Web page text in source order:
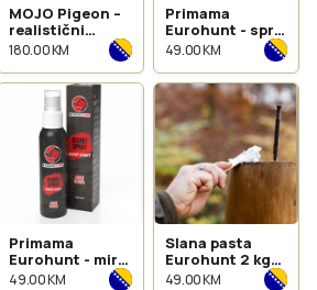
MOJO Pigeon –
realistični
mamac za
180.00 KM
Primama
Eurohunt - sprej
od tartufa
49.00 KM
Primama
Eurohunt - miris
urina za srneću
49.00 KM
Slana pasta
Eurohunt 2 kg
sa tartufima
49.00 KM